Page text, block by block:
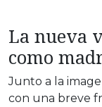
La nueva
como
Junto a la
con una breve